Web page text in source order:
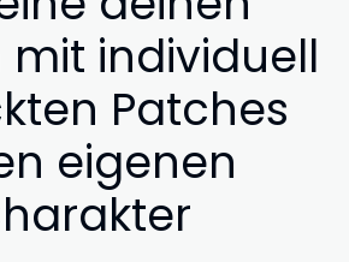
mit individuell
Patches
eigenen